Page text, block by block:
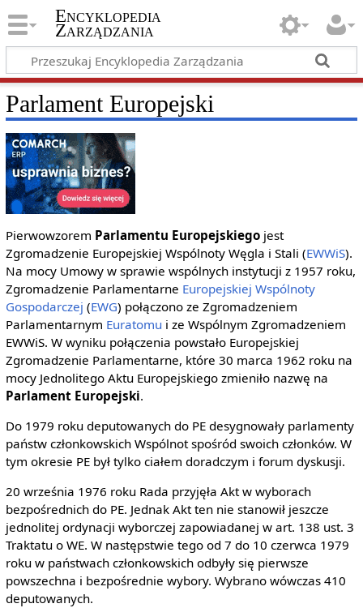
Encyklopedia
Zarządzania
Parlament Europejski
Pierwowzorem Parlamentu Europejskiegojest
Zgromadzenie Europejskiej Wspólnoty Węgla i Stali (EWWiS).
Na mocy Umowy w sprawie wspólnych instytucji z 1957 roku,
Zgromadzenie Parlamentarne Europejskiej Wspólnoty
Gospodarczej (EWG) połączono ze Zgromadzeniem
Parlamentarnym Euratomu i ze Wspólnym Zgromadzeniem
EWWiS. W wyniku połączenia powstało Europejskiej
Zgromadzenie Parlamentarne, które 30 marca 1962 roku na
mocy Jednolitego Aktu Europejskiego zmieniło nazwę na
Parlament Europejski.
Do 1979 roku deputowanych do PE desygnowały parlamenty
państw członkowskich Wspólnot spośród swoich członków. W
tym okresie PE był tylko ciałem doradczym i forum dyskusji.
20 września 1976 roku Rada przyjęła Akt w wyborach
bezpośrednich do PE. Jednak Akt ten nie stanowił jeszcze
jednolitej ordynacji wyborczej zapowiadanej w art. 138 ust. 3
Traktatu o WE. W następstwie tego od 7 do 10 czerwca 1979
roku w państwach członkowskich odbyły się pierwsze
powszechna i bezpośrednie wybory. Wybrano wówczas 410
deputowanych.